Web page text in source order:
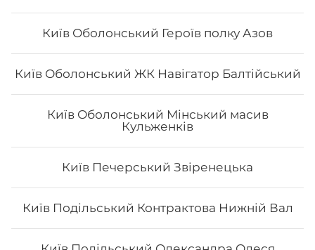
Київ Оболонський Героїв полку Азов
Київ Оболонський ЖК Навігатор Балтійський
Київ Оболонський Мінський масив
Кульженків
Київ Печерський Звіренецька
Київ Подільський Контрактова Нижній Вал
Роял класік